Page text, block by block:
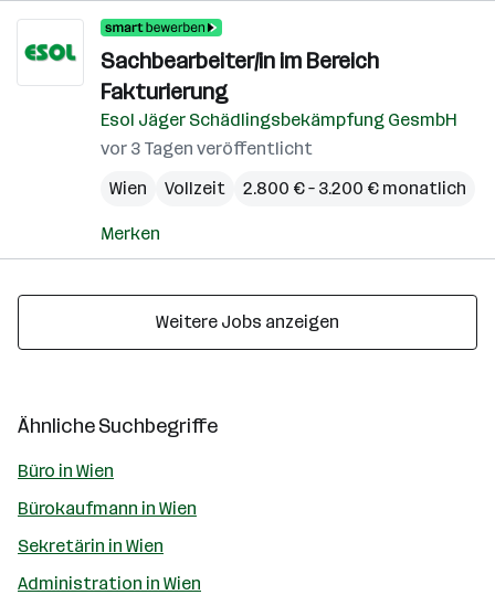
Sachbearbeiter/in im Bereich
Fakturierung
Esol Jäger Schädlingsbekämpfung GesmbH
vor 3 Tagen veröffentlicht
Wien
Vollzeit 2.800 € – 3.200 € monatlich
Merken
Weitere Jobs anzeigen
Ähnliche Suchbegriffe
Büro in Wien
Bürokaufmann in Wien
Sekretärin in Wien
Administration in Wien